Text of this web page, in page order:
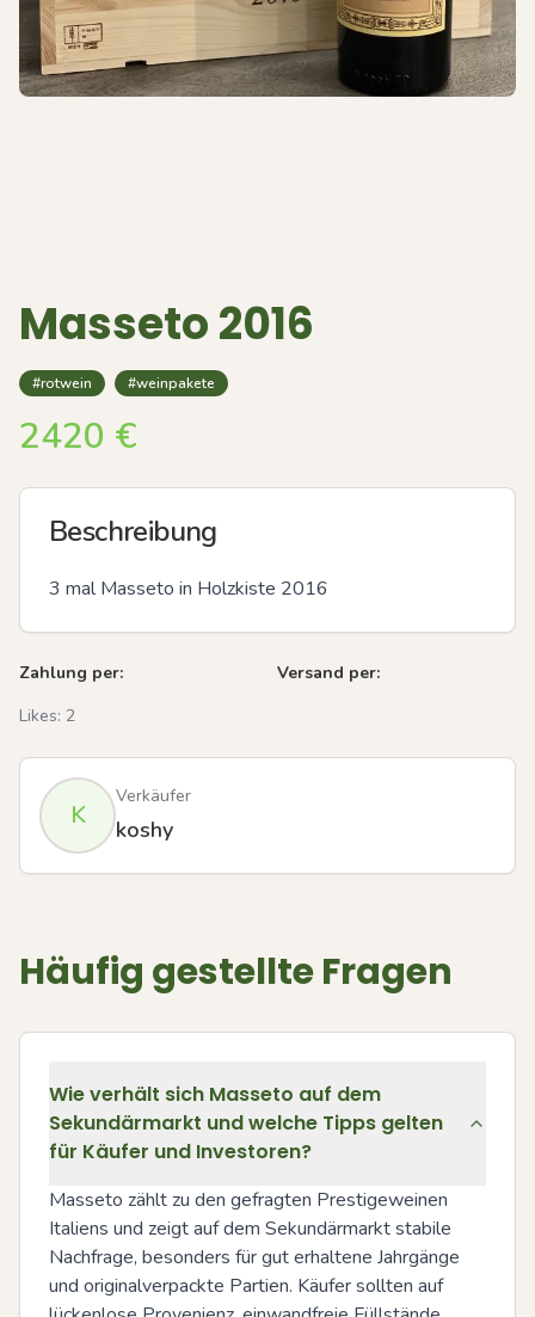
Masseto 2016
#rotwein #weinpakete
2420 €
Beschreibung
3 mal Masseto in Holzkiste 2016
Zahlung per:
Versand per:
Likes: 2
K
Verkäufer
koshy
Häufig gestellte Fragen
Wie verhält sich Masseto auf dem
Sekundärmarkt und welche Tipps gelten
für Käufer und Investoren?
Masseto zählt zu den gefragten Prestigeweinen
Italiens und zeigt auf dem Sekundärmarkt stabile
Nachfrage, besonders für gut erhaltene Jahrgänge
und originalverpackte Partien. Käufer sollten auf